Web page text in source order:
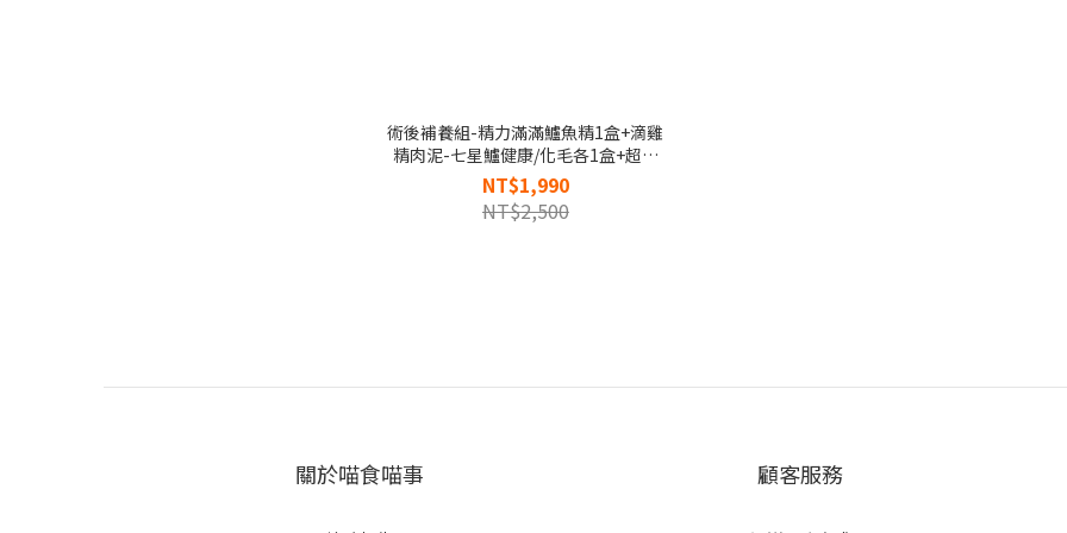
術後補養組-精力滿滿鱸魚精1盒+滴雞
精肉泥-七星鱸健康/化毛各1盒+超蓴
主食凍乾晶粉各3包
NT$1,990
NT$2,500
關於喵食喵事 顧客服務